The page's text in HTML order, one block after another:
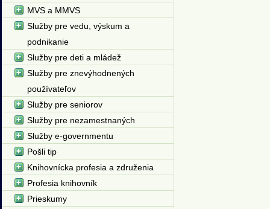
MVS a MMVS
Služby pre vedu, výskum a
podnikanie
Služby pre deti a mládež
Služby pre znevýhodnených
používateľov
Služby pre seniorov
Služby pre nezamestnaných
Služby e-governmentu
Pošli tip
Knihovnícka profesia a združenia
Profesia knihovník
Prieskumy